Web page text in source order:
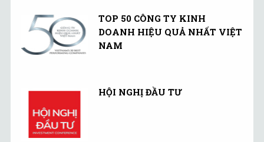
TOP 50 CÔNG TY KINH
DOANH HIỆU QUẢ NHẤT VIỆT
NAM
HỘI NGHỊ ĐẦU TƯ